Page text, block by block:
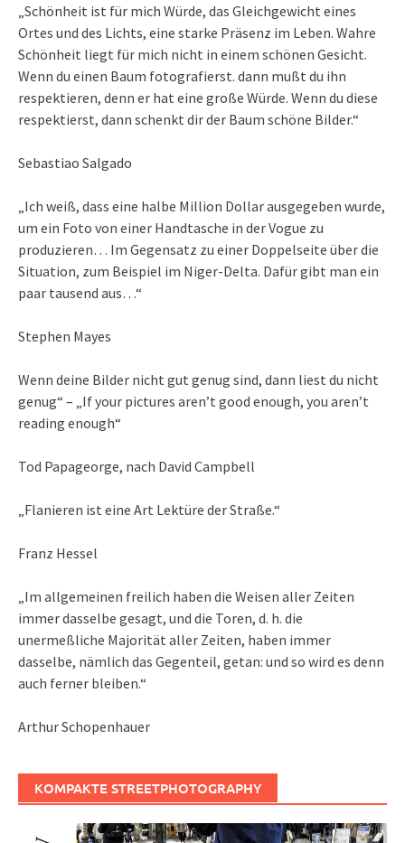
„Schönheit ist für mich Würde, das Gleichgewicht eines
Ortes und des Lichts, eine starke Präsenz im Leben. Wahre
Schönheit liegt für mich nicht in einem schönen Gesicht.
Wenn du einen Baum fotografierst. dann mußt du ihn
respektieren, denn er hat eine große Würde. Wenn du diese
respektierst, dann schenkt dir der Baum schöne Bilder.“
Sebastiao Salgado
„Ich weiß, dass eine halbe Million Dollar ausgegeben wurde,
um ein Foto von einer Handtasche in der Vogue zu
produzieren… Im Gegensatz zu einer Doppelseite über die
Situation, zum Beispiel im Niger-Delta. Dafür gibt man ein
paar tausend aus…“
Stephen Mayes
Wenn deine Bilder nicht gut genug sind, dann liest du nicht
genug“ – „If your pictures aren’t good enough, you aren’t
reading enough“
Tod Papageorge, nach David Campbell
„Flanieren ist eine Art Lektüre der Straße.“
Franz Hessel
„Im allgemeinen freilich haben die Weisen aller Zeiten
immer dasselbe gesagt, und die Toren, d. h. die
unermeßliche Majorität aller Zeiten, haben immer
dasselbe, nämlich das Gegenteil, getan: und so wird es denn
auch ferner bleiben.“
Arthur Schopenhauer
KOMPAKTE STREETPHOTOGRAPHY